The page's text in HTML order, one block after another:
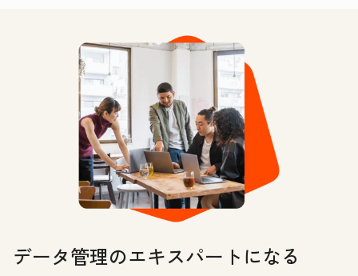
データ管理のエキスパートになる